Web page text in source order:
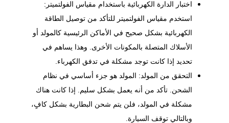
اختبار الدارة الكهربائية باستخدام مقياس الفولتميتر:
استخدم مقياس الفولتميتر للتأكد من توصيل الطاقة
الكهربائية بشكل صحيح في الأماكن الرئيسية كالمولد أو
الأسلاك المتصلة بالمكونات الأخرى. وهذا يساهم في
تحديد إذا كانت توجد مشكلة في تدفق الكهرباء.
التحقق من المولد: المولد هو جزء أساسي في نظام
الشحن. تأكد من أنه يعمل بشكل سليم. إذا كانت هناك
مشكلة في المولد، فلن يتم شحن البطارية بشكل كافٍ،
وبالتالي توقف السيارة.